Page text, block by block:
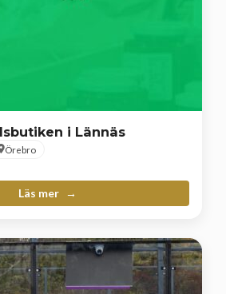
i Lännäs
Örebro
Läs mer